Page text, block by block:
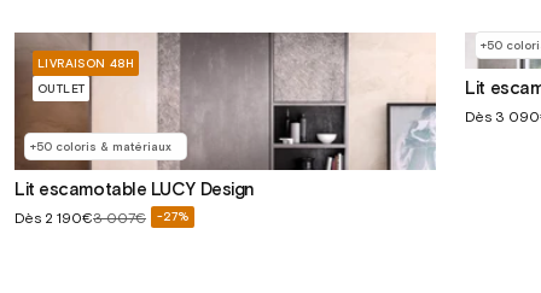
+50 coloris & matériaux
LIVRAISON 48H
OUTLET
Lit escamotable LUCY Design
Prix
Dès 2 190€Prix
3 007€ -27%
+50
Lit
Prix
Dès 3